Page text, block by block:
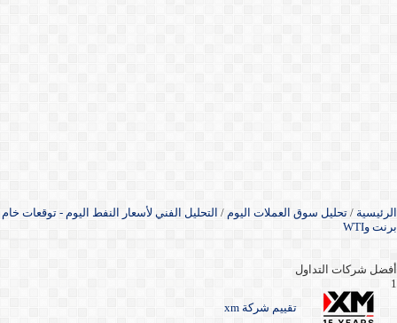
الرئيسية / تحليل سوق العملات اليوم / التحليل الفني لأسعار النفط اليوم - توقعات خام
برنت وWTI
أفضل شركات التداول
1
تقييم شركة xm